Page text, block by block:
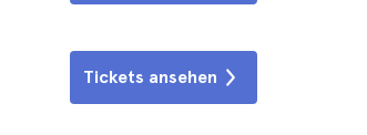
Tickets ansehen